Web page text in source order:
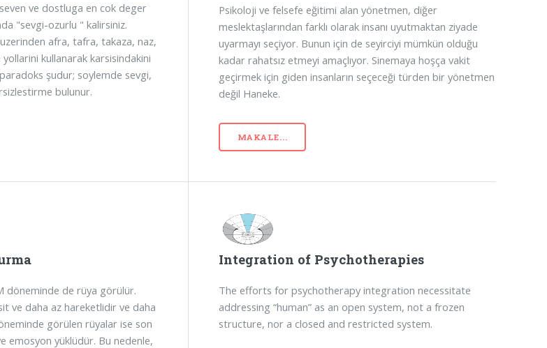
ve dostluga en cok deger
"sevgi-ozurlu " kalirsiniz.
afra, tafra, takaza, naz,
kullanarak karsisindakini
şudur; soylemde sevgi,
bulunur.
Psikoloji ve felsefe eğitimi alan yönetmen, diğer
meslektaşlarından farklı olarak insanı uyutmaktan ziyade
uyarmayı seçiyor. Bunun için de seyirciyi mümkün olduğu
kadar rahatsız etmeyi amaçlıyor. Sinemaya hoşça vakit
geçirmek için giden insanların seçeceği türden bir yönetmen
değil Haneke.
MAKALE...
döneminde de rüya görülür.
ve daha az hareketlidir ve daha
görülen rüyalar ise son
emosyon yüklüdür. Bu nedenle,
Integration of Psychotherapies
The efforts for psychotherapy integration necessitate
addressing “human” as an open system, not a frozen
structure, nor a closed and restricted system.